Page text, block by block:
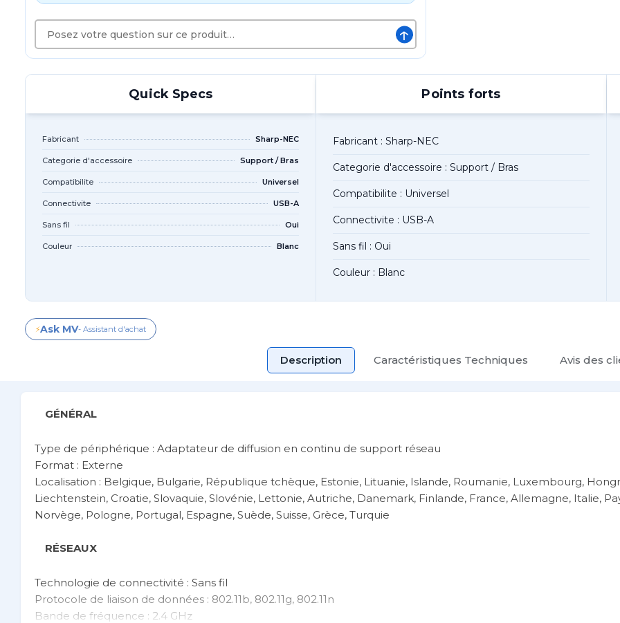
↑
Quick Specs
Fabricant Sharp-NEC
Categorie d'accessoire Support / Bras
Compatibilite Universel
Connectivite USB-A
Sans fil Oui
Couleur Blanc
Points forts
Fabricant : Sharp-NEC
Categorie d'accessoire : Support / Bras
Compatibilite : Universel
Connectivite : USB-A
Sans fil : Oui
Couleur : Blanc
⚡Ask MV- Assistant d'achat
Description Caractéristiques Techniques Avis des
GÉNÉRAL
Type de périphérique : Adaptateur de diffusion en continu de support réseau
Format : Externe
Localisation : Belgique, Bulgarie, République tchèque, Estonie, Lituanie, Islande, Roumanie, Luxembourg,
Liechtenstein, Croatie, Slovaquie, Slovénie, Lettonie, Autriche, Danemark, Finlande, France, Allemagne, Italie,
Norvège, Pologne, Portugal, Espagne, Suède, Suisse, Grèce, Turquie
RÉSEAUX
Technologie de connectivité : Sans fil
Protocole de liaison de données : 802.11b, 802.11g, 802.11n
Bande de fréquence : 2.4 GHz